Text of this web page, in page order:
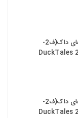
انیمیشن ماجراهای داک(ف2-
انیمیشن ماجراهای داک(ف2-